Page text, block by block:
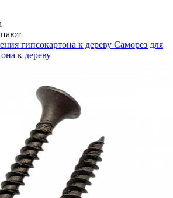
Саморез для
к дереву